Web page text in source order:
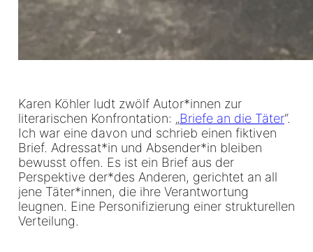
Karen Köhler ludt zwölf Autor*innen zur
literarischen Konfrontation: „Briefe an die Täter“.
Ich war eine davon und schrieb einen fiktiven
Brief. Adressat*in und Absender*in bleiben
bewusst offen. Es ist ein Brief aus der
Perspektive der*des Anderen, gerichtet an all
jene Täter*innen, die ihre Verantwortung
leugnen. Eine Personifizierung einer strukturellen
Verteilung.